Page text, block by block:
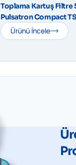
Toplama Kartuş Filtre
Pulsatron Compact
Ürünü İncele